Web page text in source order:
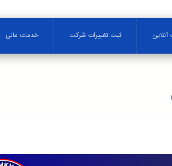
ثبت تغییرات شرکت خدمات مالی